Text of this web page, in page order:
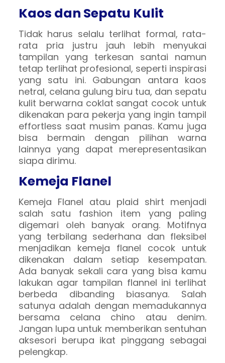
Kaos dan Sepatu Kulit
Tidak harus selalu terlihat formal, rata-
rata pria justru jauh lebih menyukai
tampilan yang terkesan santai namun
tetap terlihat profesional, seperti inspirasi
yang satu ini. Gabungan antara kaos
netral, celana gulung biru tua, dan sepatu
kulit berwarna coklat sangat cocok untuk
dikenakan para pekerja yang ingin tampil
effortless saat musim panas. Kamu juga
bisa bermain dengan pilihan warna
lainnya yang dapat merepresentasikan
siapa dirimu.
Kemeja Flanel
Kemeja Flanel atau plaid shirt menjadi
salah satu fashion item yang paling
digemari oleh banyak orang. Motifnya
yang terbilang sederhana dan fleksibel
menjadikan kemeja flanel cocok untuk
dikenakan dalam setiap kesempatan.
Ada banyak sekali cara yang bisa kamu
lakukan agar tampilan flannel ini terlihat
berbeda dibanding biasanya. Salah
satunya adalah dengan memadukannya
bersama celana chino atau denim.
Jangan lupa untuk memberikan sentuhan
aksesori berupa ikat pinggang sebagai
pelengkap.